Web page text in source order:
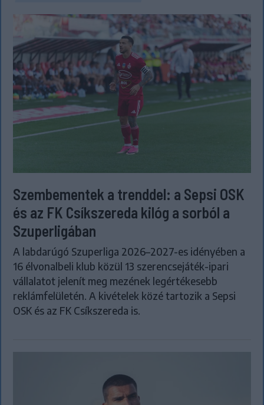
Szembementek a trenddel: a Sepsi OSK
és az FK Csíkszereda kilóg a sorból a
Szuperligában
A labdarúgó Szuperliga 2026–2027-es idényében a
16 élvonalbeli klub közül 13 szerencsejáték-ipari
vállalatot jelenít meg mezének legértékesebb
reklámfelületén. A kivételek közé tartozik a Sepsi
OSK és az FK Csíkszereda is.